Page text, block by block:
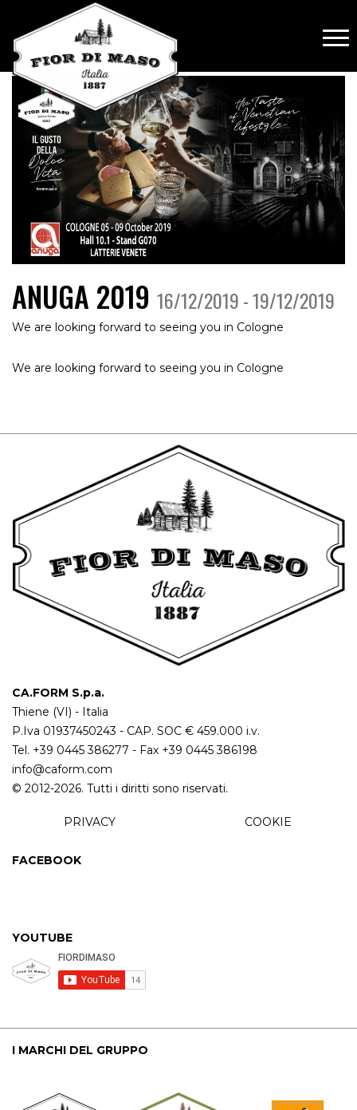
ANUGA 2019 16/12/2019 - 19/12/2019
We are looking forward to seeing you in Cologne
We are looking forward to seeing you in Cologne
CA.FORM S.p.a.
Thiene (VI) - Italia
P.Iva 01937450243 - CAP. SOC € 459.000 i.v.
Tel. +39 0445 386277 - Fax +39 0445 386198
info@caform.com
© 2012-2026. Tutti i diritti sono riservati.
PRIVACY COOKIE
FACEBOOK
YOUTUBE
I MARCHI DEL GRUPPO